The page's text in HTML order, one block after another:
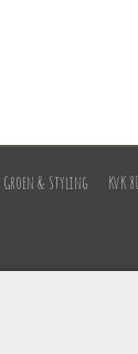
Groen & Styling